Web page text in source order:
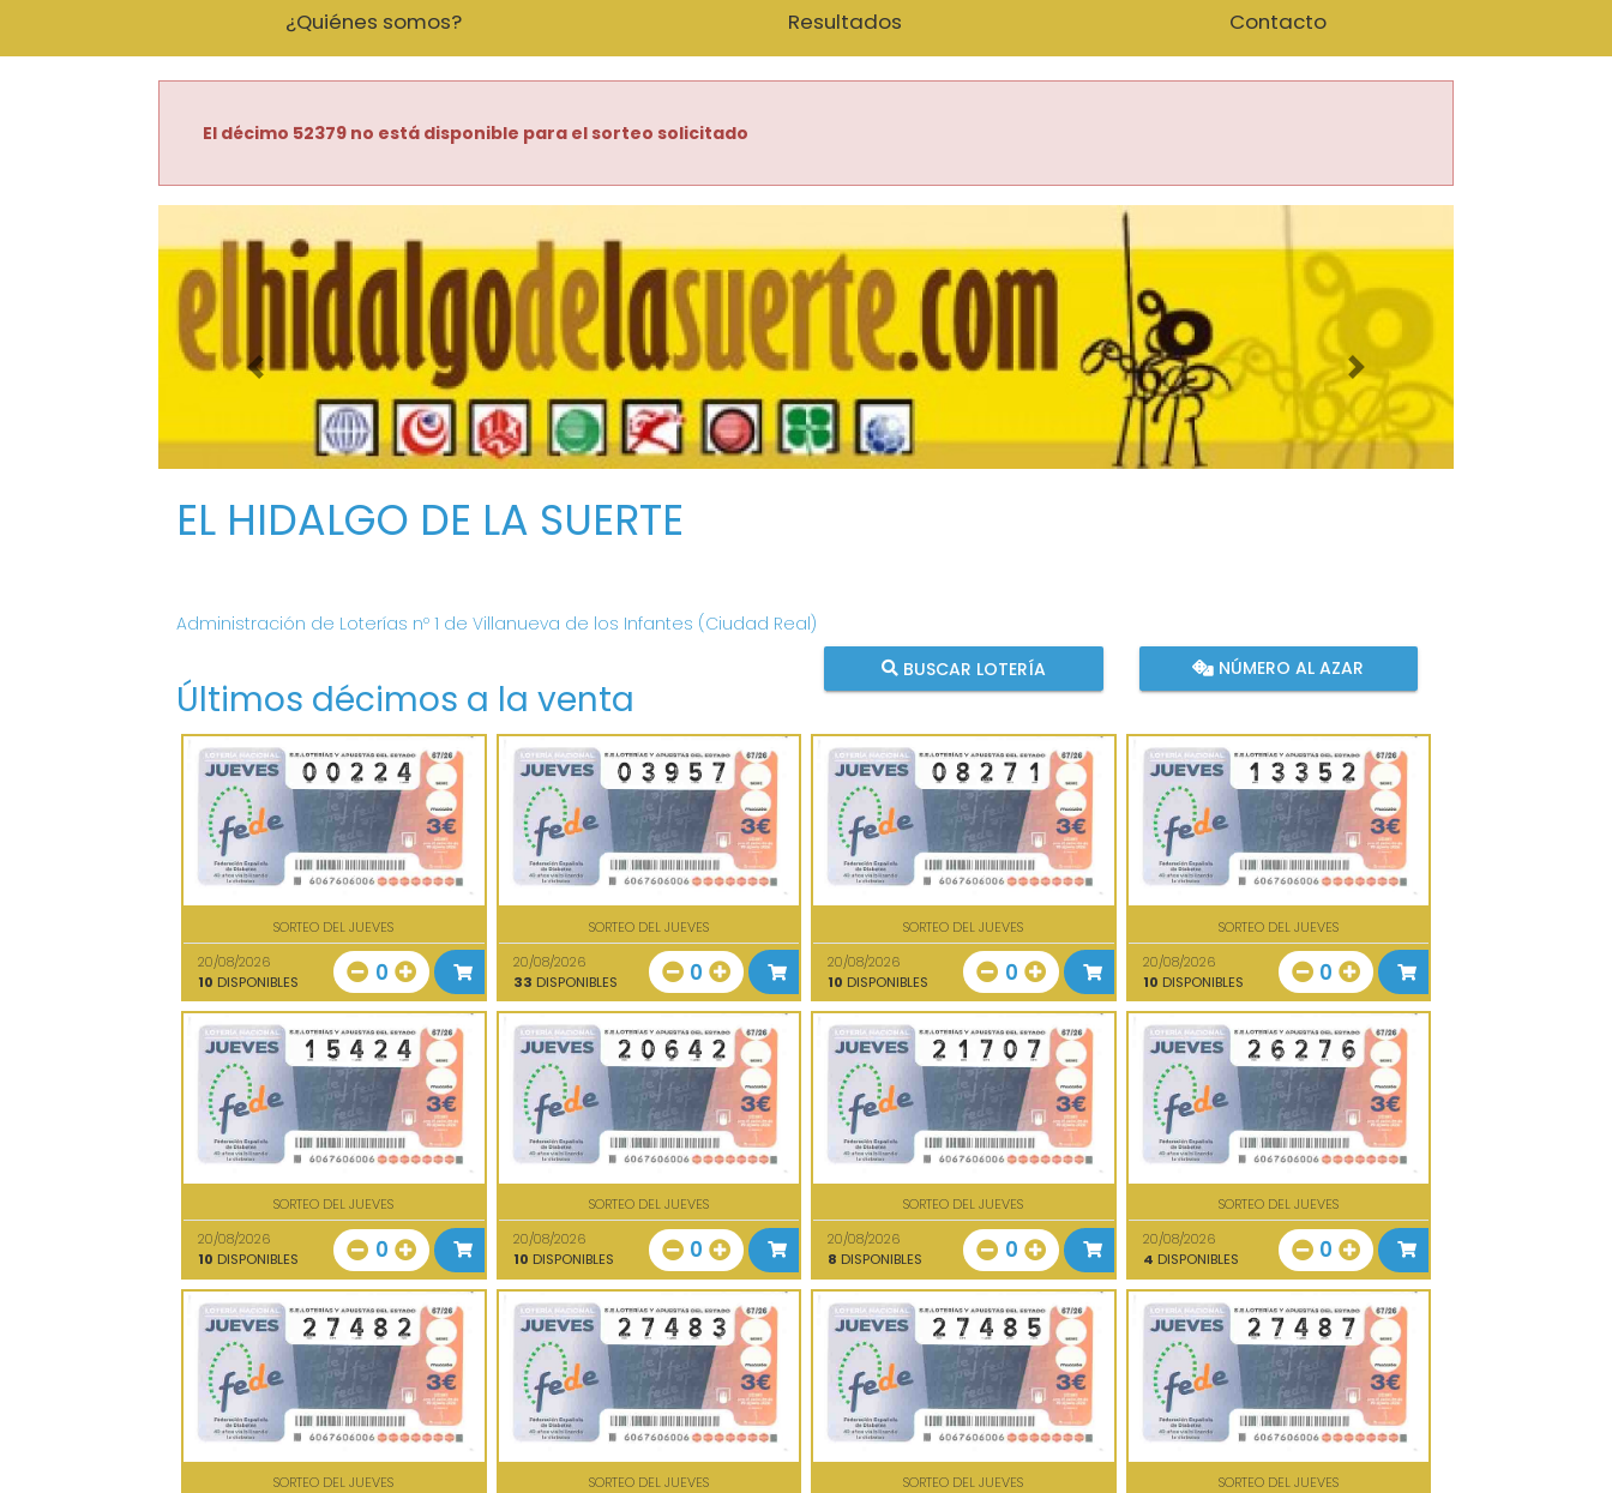
¿Quiénes somos? Resultados Contacto
El décimo 52379 no está disponible para el sorteo solicitado
Imagen anterior Imagen siguiente
EL HIDALGO DE LA SUERTE
Administración de Loterías nº 1 de Villanueva de los Infantes (Ciudad Real)
Últimos décimos a la venta
BUSCAR LOTERÍA NÚMERO AL AZAR
SORTEO DEL JUEVES
20/08/2026
10 DISPONIBLES 0
SORTEO DEL JUEVES
20/08/2026
33 DISPONIBLES 0
SORTEO DEL JUEVES
20/08/2026
10 DISPONIBLES 0
SORTEO DEL JUEVES
20/08/2026
10 DISPONIBLES 0
SORTEO DEL JUEVES
20/08/2026
10 DISPONIBLES 0
SORTEO DEL JUEVES
20/08/2026
10 DISPONIBLES 0
SORTEO DEL JUEVES
20/08/2026
8 DISPONIBLES 0
SORTEO DEL JUEVES
20/08/2026
4 DISPONIBLES 0
SORTEO DEL JUEVES
SORTEO DEL JUEVES
SORTEO DEL JUEVES
SORTEO DEL JUEVES